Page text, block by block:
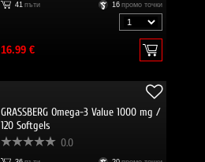
41 пъти 16 промо точки
16.99 €
GRASSBERG Omega-3 Value 1000 mg /
120 Softgels
0.0